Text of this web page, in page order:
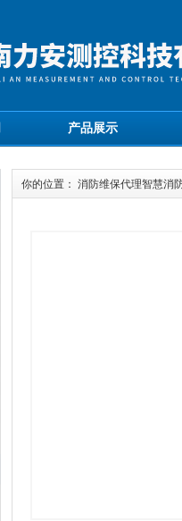
产品展示
你的位置： 消防维保代理智慧消